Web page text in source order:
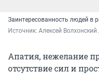
Заинтересованность людей в
Источник: Алексей Волхонский
Апатия, нежелание
отсутствие сил и